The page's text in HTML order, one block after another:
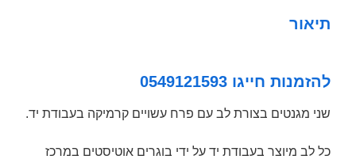
תיאור
להזמנות חייגו 0549121593
שני מגנטים בצורת לב עם פרח עשויים קרמיקה בעבודת יד.
כל לב מיוצר בעבודת יד על ידי בוגרים אוטיסטים במרכז